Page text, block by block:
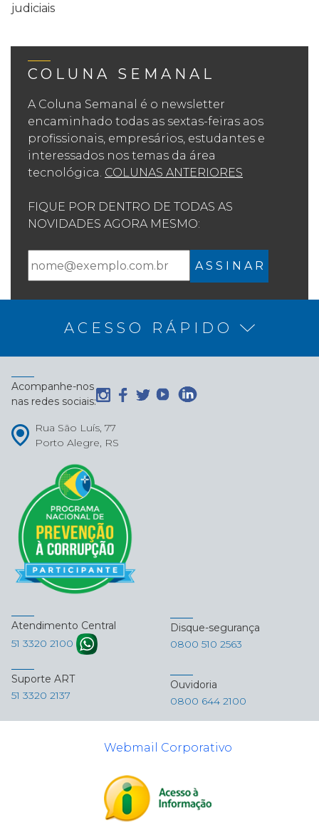
judiciais
COLUNA SEMANAL
A Coluna Semanal é o newsletter
encaminhado todas as sextas-feiras aos
profissionais, empresários, estudantes e
interessados nos temas da área
tecnológica. COLUNAS ANTERIORES
FIQUE POR DENTRO DE TODAS AS
NOVIDADES AGORA MESMO:
A S S I N A R
ACESSO RÁPIDO
Acompanhe-nos
nas redes sociais:
Rua São Luís, 77
Porto Alegre, RS
Atendimento Central
51 3320 2100
Disque-segurança
0800 510 2563
Suporte ART
51 3320 2137
Ouvidoria
0800 644 2100
Webmail Corporativo